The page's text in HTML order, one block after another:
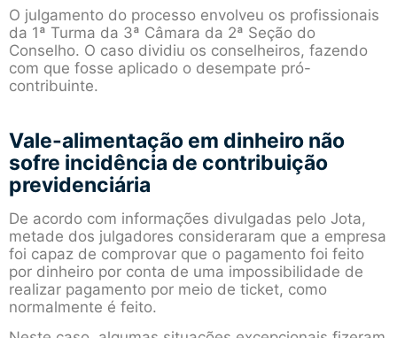
O julgamento do processo envolveu os profissionais
da 1ª Turma da 3ª Câmara da 2ª Seção do
Conselho. O caso dividiu os conselheiros, fazendo
com que fosse aplicado o desempate pró-
contribuinte.
Vale-alimentação em dinheiro não
sofre incidência de contribuição
previdenciária
De acordo com informações divulgadas pelo Jota,
metade dos julgadores consideraram que a empresa
foi capaz de comprovar que o pagamento foi feito
por dinheiro por conta de uma impossibilidade de
realizar pagamento por meio de ticket, como
normalmente é feito.